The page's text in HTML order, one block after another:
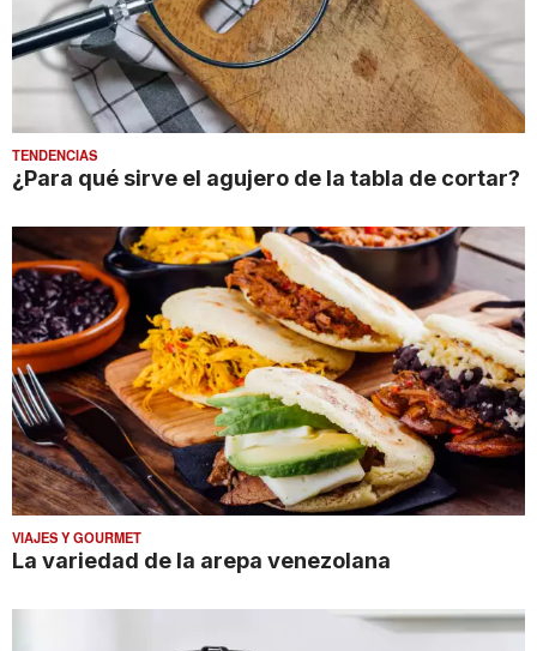
TENDENCIAS
¿Para qué sirve el agujero de la tabla de cortar?
VIAJES Y GOURMET
La variedad de la arepa venezolana